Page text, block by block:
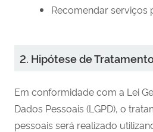
Recomendar serviços
2. Hipótese de
Em conformidade com a Lei
Dados Pessoais (LGPD), o
pessoais será realizado